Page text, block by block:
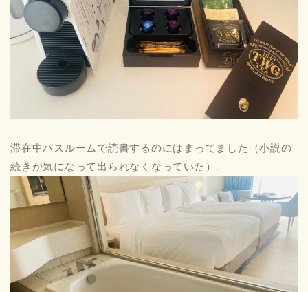
滞在中バスルームで読書するのにはまってました（小説の
続きが気になって出られなくなっていた）。